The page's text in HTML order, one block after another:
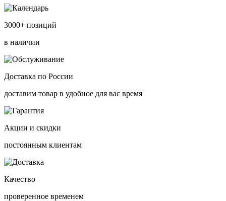
3000+ позиций
в наличии
Доставка по России
доставим товар в удобное для вас время
Акции и скидки
постоянным клиентам
Качество
проверенное временем